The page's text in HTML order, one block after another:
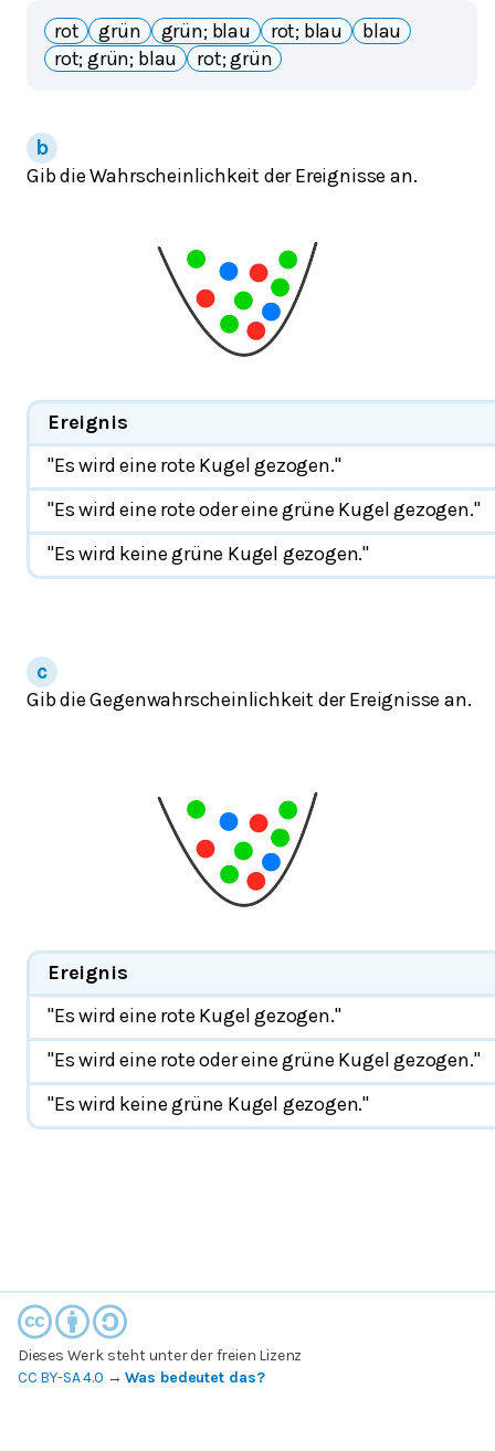
rot grün grün; blau rot; blau
blau
rot; grün; blau
rot; grün
Gib die Wahrscheinlichkeit der Ereignisse an.
Ereignis
"Es wird eine rote Kugel gezogen."
"Es wird eine rote oder eine grüne Kugel gezogen."
"Es wird keine grüne Kugel gezogen."
Gib die Gegenwahrscheinlichkeit der Ereignisse an.
Ereignis
"Es wird eine rote Kugel gezogen."
"Es wird eine rote oder eine grüne Kugel gezogen."
"Es wird keine grüne Kugel gezogen."
Dieses Werk steht unter der freien Lizenz
CC BY-SA 4.0 →Was bedeutet das?